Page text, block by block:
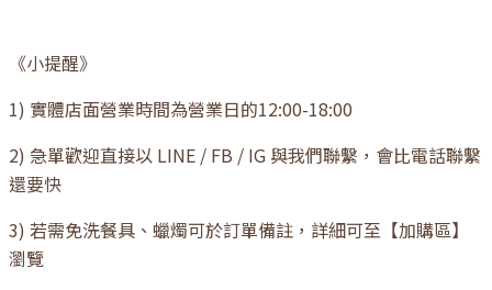
《小提醒》
1) 實體店面營業時間為營業日的12:00-18:00
2) 急單歡迎直接以 LINE / FB / IG 與我們聯繫，會比電話聯繫
還要快
3) 若需免洗餐具、蠟燭可於訂單備註，詳細可至【加購區】
瀏覽